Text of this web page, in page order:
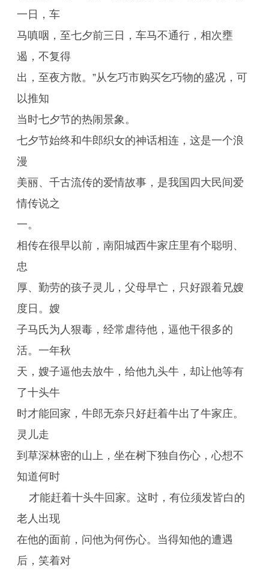
一日，车
马嗔咽，至七夕前三日，车马不通行，相次壅
遏，不复得
出，至夜方散。”从乞巧市购买乞巧物的盛况，可
以推知
当时七夕节的热闹景象。
七夕节始终和牛郎织女的神话相连，这是一个浪
漫
美丽、千古流传的爱情故事，是我国四大民间爱
情传说之
一。
相传在很早以前，南阳城西牛家庄里有个聪明、
忠
厚、勤劳的孩子灵儿，父母早亡，只好跟着兄嫂
度日。嫂
子马氏为人狠毒，经常虐待他，逼他干很多的
活。一年秋
天，嫂子逼他去放牛，给他九头牛，却让他等有
了十头牛
时才能回家，牛郎无奈只好赶着牛出了牛家庄。
灵儿走
到草深林密的山上，坐在树下独自伤心，心想不
知道何时
才能赶着十头牛回家。这时，有位须发皆白的
老人出现
在他的面前，问他为何伤心。当得知他的遭遇
后，笑着对